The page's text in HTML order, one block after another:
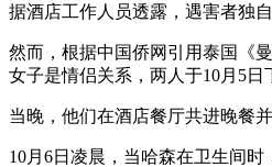
据酒店工作人员透露，遇害者独
然而，根据中国侨网引用泰国《
女子是情侣关系，两人于10月5日
当晚，他们在酒店餐厅共进晚餐
10月6日凌晨，当哈森在卫生间